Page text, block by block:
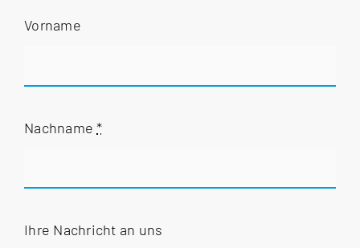
Vorname
Nachname*
Ihre Nachricht an uns